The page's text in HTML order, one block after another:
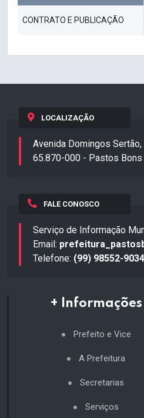
CONTRATO E PUBLICAÇÃO
LOCALIZAÇÃO
Avenida Domingos
65.870-000 - Pastos
FALE CONOSCO
Serviço de Informação
Email:
Telefone: (99) 98552-9034
+ Informações
Prefeito e Vice
A Prefeitura
Secretarias
Serviços